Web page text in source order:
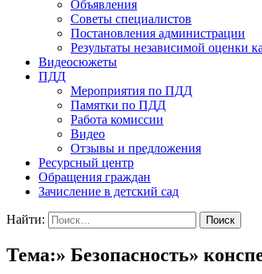
Объявления
Советы специалистов
Постановления администрации
Результаты независимой оценки
Видеосюжеты
ПДД
Мероприятия по ПДД
Памятки по ПДД
Работа комиссии
Видео
Отзывы и предложения
Ресурсный центр
Обращения граждан
Зачисление в детский сад
Найти:
Тема:» Безопасность»